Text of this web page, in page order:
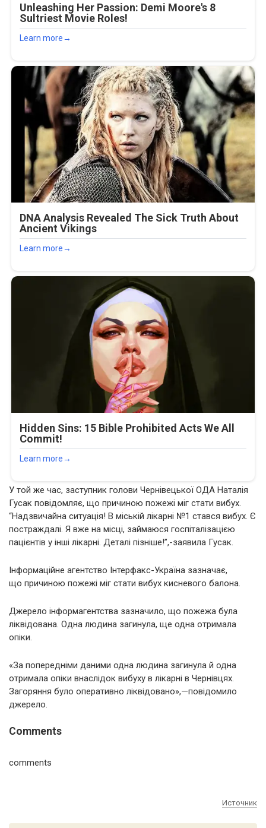
У той же час, заступник голови Чернівецької ОДА Наталія
Гусак повідомляє, що причиною пожежі міг стати вибух.
“Надзвичайна ситуація! В міській лікарні №1 стався вибух. Є
постраждалі. Я вже на місці, займаюся госпіталізацією
пацієнтів у інші лікарні. Деталі пізніше!”,-заявила Гусак.
Інформаційне агентство Інтерфакс-Україна зазначає,
що причиною пожежі міг стати вибух кисневого балона.
Джерело інформагентства зазначило, що пожежа була
ліквідована. Одна людина загинула, ще одна отримала
опіки.
«За попередніми даними одна людина загинула й одна
отримала опіки внаслідок вибуху в лікарні в Чернівцях.
Загоряння було оперативно ліквідовано»,—повідомило
джерело.
Comments
comments
Источник